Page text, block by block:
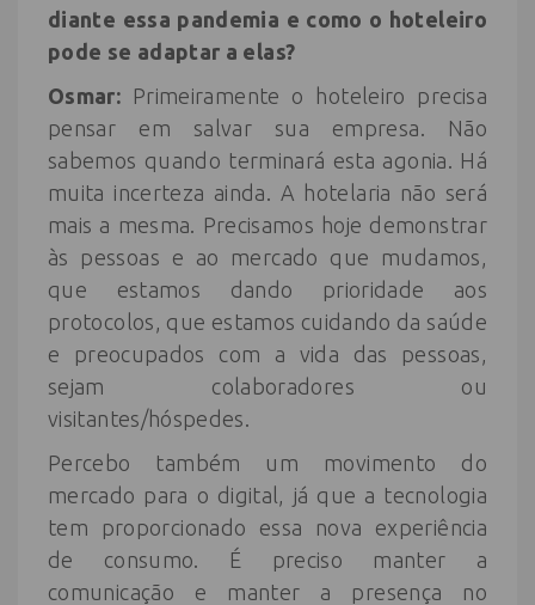
diante essa pandemia e como o hoteleiro
pode se adaptar a elas?
Osmar: Primeiramente o hoteleiro precisa
pensar em salvar sua empresa. Não
sabemos quando terminará esta agonia. Há
muita incerteza ainda. A hotelaria não será
mais a mesma. Precisamos hoje demonstrar
às pessoas e ao mercado que mudamos,
que estamos dando prioridade aos
protocolos, que estamos cuidando da saúde
e preocupados com a vida das pessoas,
sejam colaboradores ou
visitantes/hóspedes.
Percebo também um movimento do
mercado para o digital, já que a tecnologia
tem proporcionado essa nova experiência
de consumo. É preciso manter a
comunicação e manter a presença no